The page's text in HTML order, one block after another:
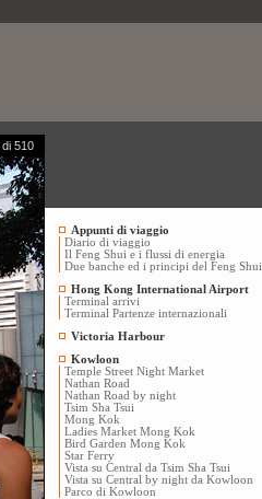
di 510
Appunti di viaggio
Diario di viaggio
Il Feng Shui e i flussi di energia
Due banche ed i principi del Feng Shui
Hong Kong International Airport
Terminal arrivi
Terminal Partenze internazionali
Victoria Harbour
Kowloon
Temple Street Night Market
Nathan Road
Nathan Road by night
Tsim Sha Tsui
Mong Kok
Ladies Market Mong Kok
Bird Garden Mong Kok
Star Ferry
Vista su Central da Tsim Sha Tsui
Vista su Central by night da Kowloon
Parco di Kowloon